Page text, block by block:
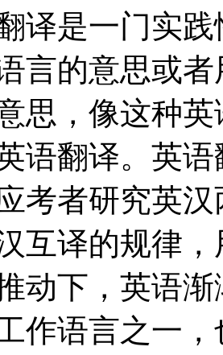
是一门实践
言的意思或
思，像这种
语翻译。英
考者研究英
互译的规律
动下，英语
作语言之一